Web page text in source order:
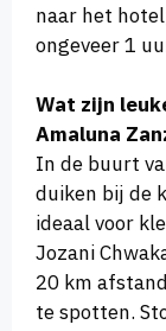
naar het
ongeveer 1
Wat zijn
Amaluna
In de buurt
duiken bij de
ideaal voor
Jozani
20 km
te spotten.